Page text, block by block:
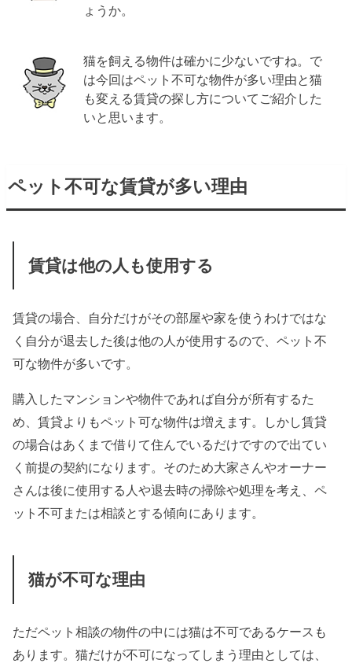
ょうか。
猫を飼える物件は確かに少ないですね。で
は今回はペット不可な物件が多い理由と猫
も変える賃貸の探し方についてご紹介した
いと思います。
ペット不可な賃貸が多い理由
賃貸は他の人も使用する
賃貸の場合、自分だけがその部屋や家を使うわけではな
く自分が退去した後は他の人が使用するので、ペット不
可な物件が多いです。
購入したマンションや物件であれば自分が所有するた
め、賃貸よりもペット可な物件は増えます。しかし賃貸
の場合はあくまで借りて住んでいるだけですので出てい
く前提の契約になります。そのため大家さんやオーナー
さんは後に使用する人や退去時の掃除や処理を考え、ペ
ット不可または相談とする傾向にあります。
猫が不可な理由
ただペット相談の物件の中には猫は不可であるケースも
あります。猫だけが不可になってしまう理由としては、